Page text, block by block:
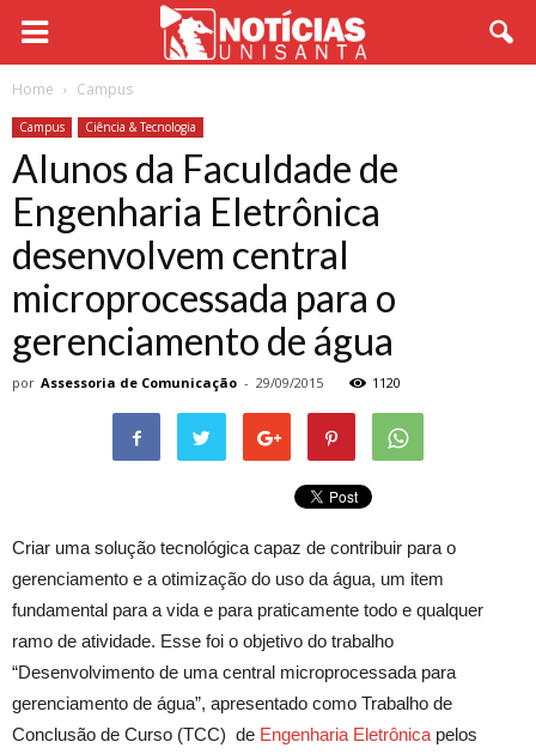
Home Campus
Campus Ciência & Tecnologia
Alunos da Faculdade de
Engenharia Eletrônica
desenvolvem central
microprocessada para o
gerenciamento de água
por Assessoria de Comunicação - 29/09/2015 1120
Criar uma solução tecnológica capaz de contribuir para o
gerenciamento e a otimização do uso da água, um item
fundamental para a vida e para praticamente todo e qualquer
ramo de atividade. Esse foi o objetivo do trabalho
“Desenvolvimento de uma central microprocessada para
gerenciamento de água”, apresentado como Trabalho de
Conclusão de Curso (TCC) de Engenharia Eletrônica pelos